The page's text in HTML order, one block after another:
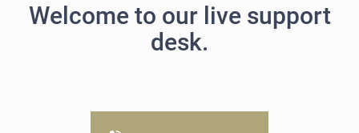
Welcome to our live support
desk.